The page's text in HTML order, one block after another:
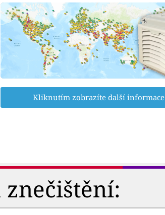
Kliknutím zobrazíte další informace